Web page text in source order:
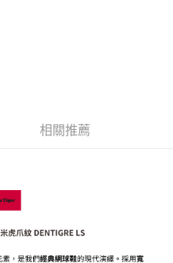
運費
運費
相關推薦